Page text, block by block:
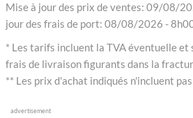
Mise à jour des prix de ventes: 09/08/
jour des frais de port: 08/08/2026 -
* Les tarifs incluent la TVA éventuelle et
frais de livraison figurants dans la
** Les prix d'achat indiqués n'incluent
advertisement